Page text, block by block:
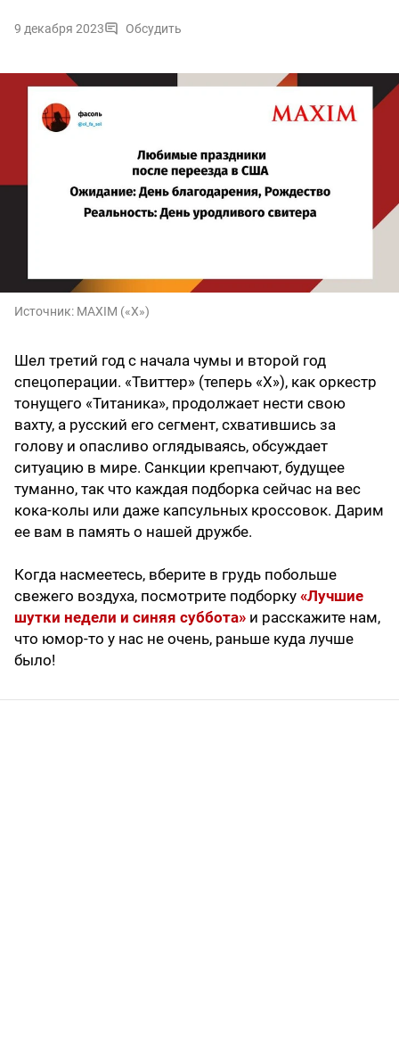
9 декабря 2023 Обсудить
Источник: MAXIM («X»)
Шел третий год с начала чумы и второй год
спецоперации. «Твиттер» (теперь «Х»), как оркестр
тонущего «Титаника», продолжает нести свою
вахту, а русский его сегмент, схватившись за
голову и опасливо оглядываясь, обсуждает
ситуацию в мире. Санкции крепчают, будущее
туманно, так что каждая подборка сейчас на вес
кока-колы или даже капсульных кроссовок. Дарим
ее вам в память о нашей дружбе.
Когда насмеетесь, вберите в грудь побольше
свежего воздуха, посмотрите подборку «Лучшие
шутки недели и синяя суббота» и расскажите нам,
что юмор-то у нас не очень, раньше куда лучше
было!